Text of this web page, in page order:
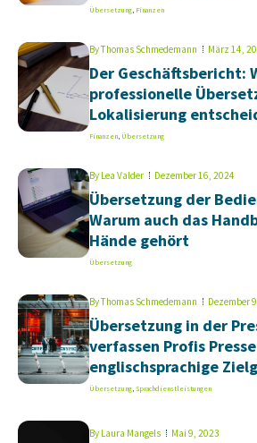
Übersetzung, Finanzen
ByThomas Schmedemann März 14,
Der Geschäftsbericht:
professionelle
Lokalisierung
Finanzen, Übersetzung
By Lea Valder Dezember 16, 2024
Übersetzung der
Warum auch das
Hände gehört
Übersetzung
ByThomas Schmedemann Dezember
Übersetzung in der
verfassen Profis
englischsprachige
Übersetzung,Sprachdienstleistungen
By Laura Mangels Mai 9, 2023